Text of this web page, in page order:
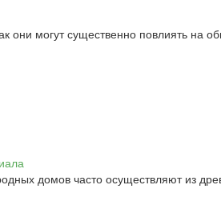
они могут существенно повлиять на
домов часто осуществляют из